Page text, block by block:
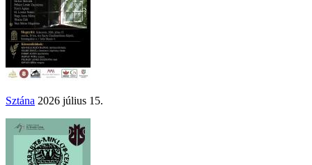
Sztána 2026 július 15.